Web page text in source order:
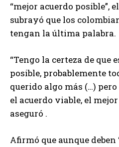
“mejor acuerdo posible”,
subrayó que los
tengan la última palabra.
“Tengo la certeza de que
posible, probablemente
querido algo más (…)
el acuerdo viable, el
aseguró .
Afirmó que aunque deben